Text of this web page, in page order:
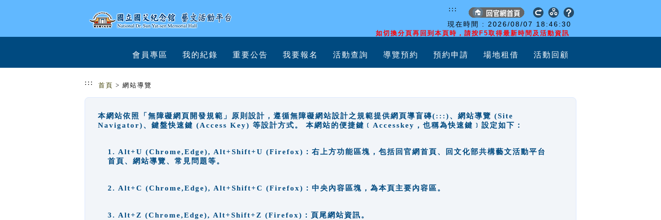
現在時間 : 2026/08/07 18:46:30
如切換分頁再回到本頁時，請按F5取得最新時間及活動資訊
:::
會員專區 我的紀錄 重要公告 我要報名 活動查詢 導覽預約 預約申請 場地租借 活動回顧
::: 首頁 > 網站導覽
本網站依照「無障礙網頁開發規範」原則設計，遵循無障礙網站設計之規範提供網頁導盲磚(:::)、網站導覽 (Site
Navigator)、鍵盤快速鍵 (Access Key) 等設計方式。 本網站的便捷鍵﹝Accesskey，也稱為快速鍵﹞設定如下：
1. Alt+U (Chrome,Edge), Alt+Shift+U (Firefox)：右上方功能區塊，包括回官網首頁、回文化部共構藝文活動平台
首頁、網站導覽、常見問題等。
2. Alt+C (Chrome,Edge), Alt+Shift+C (Firefox)：中央內容區塊，為本頁主要內容區。
3. Alt+Z (Chrome,Edge), Alt+Shift+Z (Firefox)：頁尾網站資訊。